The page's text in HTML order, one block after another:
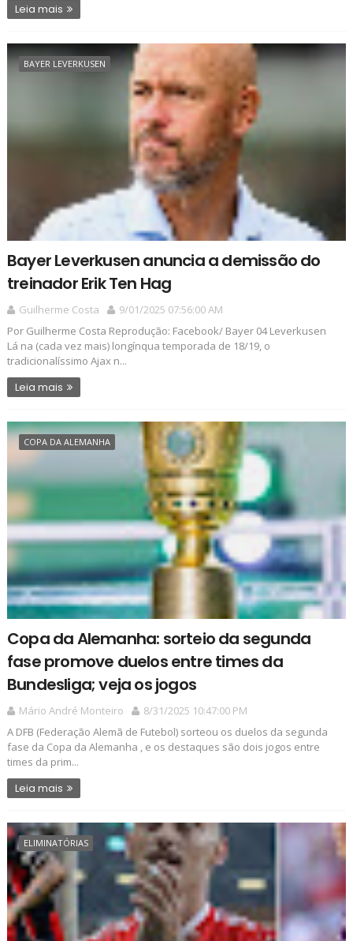
Leia mais
BAYER LEVERKUSEN
Bayer Leverkusen anuncia a demissão do
treinador Erik Ten Hag
Guilherme Costa
9/01/2025 07:56:00 AM
Por Guilherme Costa Reprodução: Facebook/ Bayer 04 Leverkusen
Lá na (cada vez mais) longínqua temporada de 18/19, o
tradicionalíssimo Ajax n...
Leia mais
COPA DA ALEMANHA
Copa da Alemanha: sorteio da segunda
fase promove duelos entre times da
Bundesliga; veja os jogos
Mário André Monteiro
8/31/2025 10:47:00 PM
A DFB (Federação Alemã de Futebol) sorteou os duelos da segunda
fase da Copa da Alemanha , e os destaques são dois jogos entre
times da prim...
Leia mais
ELIMINATÓRIAS